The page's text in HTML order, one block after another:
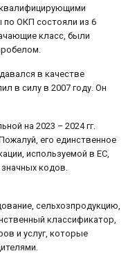
по ОКП состояли из 6
класс, были
в качестве
в силу в 2007 году. Он
на 2023 – 2024 гг.
его единственное
используемой в ЕС,
кодов.
сельхозпродукцию,
классификатор,
и услуг, которые